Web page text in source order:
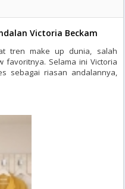
Victoria Beckam
tren make up dunia, salah
favoritnya. Selama ini Victoria
sebagai riasan andalannya,